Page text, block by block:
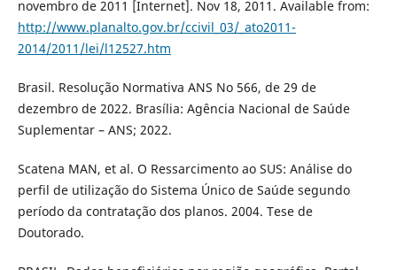
novembro de 2011 [Internet]. Nov 18, 2011. Available from:
http://www.planalto.gov.br/ccivil_03/_ato2011-
2014/2011/lei/l12527.htm
Brasil. Resolução Normativa ANS No 566, de 29 de
dezembro de 2022. Brasília: Agência Nacional de Saúde
Suplementar – ANS; 2022.
Scatena MAN, et al. O Ressarcimento ao SUS: Análise do
perfil de utilização do Sistema Único de Saúde segundo
período da contratação dos planos. 2004. Tese de
Doutorado.